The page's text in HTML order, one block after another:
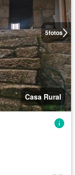
5fotos
Casa Rural